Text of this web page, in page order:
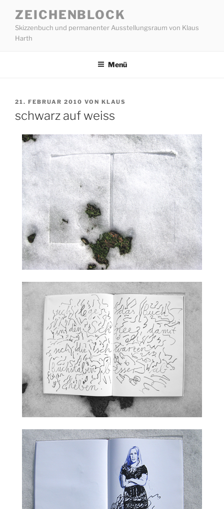
Inhalt
springen
ZEICHENBLOCK
Skizzenbuch und permanenter Ausstellungsraum von Klaus
Harth
Menü
VERÖFFENTLICHT
21. FEBRUAR 2010 VON KLAUS
schwarz auf weiss